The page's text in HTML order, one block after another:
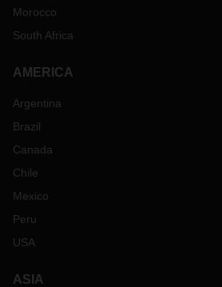
Morocco
South Africa
AMERICA
Argentina
Brazil
Canada
Chile
Mexico
Peru
USA
ASIA